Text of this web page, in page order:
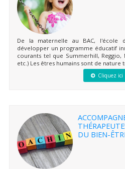
De la maternelle au BAC, l'école
développer un programme éducatif
courants tel que Summerhill,
etc.) Les êtres humains sont de nature
Cliquez ici
DU BIEN-